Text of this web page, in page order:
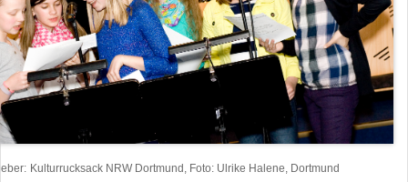
Kulturrucksack NRW Dortmund, Foto: Ulrike Halene, Dortmund